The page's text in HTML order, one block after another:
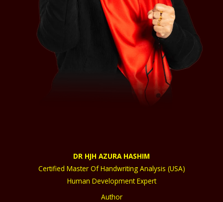
DR HJH AZURA HASHIM
Certified Master Of Handwriting Analysis (USA)
Human Development Expert
Author